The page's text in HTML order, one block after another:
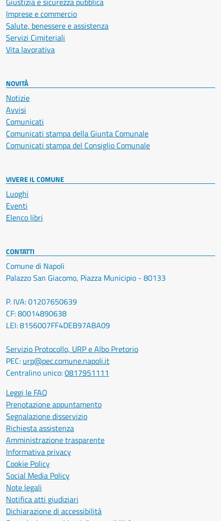
Imprese e commercio
Salute, benessere e assistenza
Servizi Cimiteriali
Vita lavorativa
NOVITÀ
Notizie
Avvisi
Comunicati
Comunicati stampa della Giunta Comunale
Comunicati stampa del Consiglio Comunale
VIVERE IL COMUNE
Luoghi
Eventi
Elenco libri
CONTATTI
Comune di Napoli
Palazzo San Giacomo, Piazza Municipio - 80133
P. IVA: 01207650639
CF: 80014890638
LEI: 8156007FF4DEB97ABA09
Servizio Protocollo, URP e Albo Pretorio
PEC: urp@pec.comune.napoli.it
Centralino unico:0817951111
Leggi le FAQ
Prenotazione appuntamento
Segnalazione disservizio
Richiesta assistenza
Amministrazione trasparente
Informativa privacy
Cookie Policy
Social Media Policy
Note legali
Notifica atti giudiziari
Dichiarazione di accessibilità